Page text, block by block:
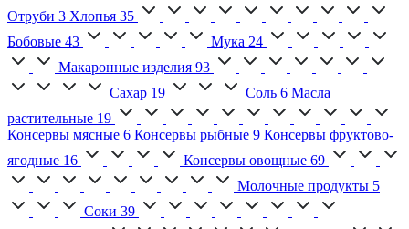
Отруби 3 Хлопья 35
Бобовые 43 Мука 24
Макаронные изделия 93
Сахар 19 Соль 6 Масла
растительные 19
Консервы мясные 6 Консервы рыбные 9 Консервы фруктово-
ягодные 16 Консервы овощные 69
Молочные продукты 5
Соки 39